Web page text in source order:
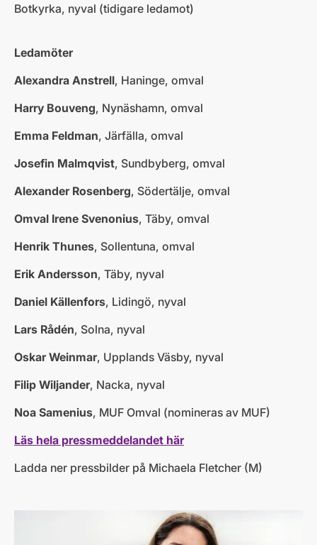
Botkyrka, nyval (tidigare ledamot)
Ledamöter
Alexandra Anstrell, Haninge, omval
Harry Bouveng, Nynäshamn, omval
Emma Feldman, Järfälla, omval
Josefin Malmqvist, Sundbyberg, omval
Alexander Rosenberg, Södertälje, omval
Omval Irene Svenonius, Täby, omval
Henrik Thunes, Sollentuna, omval
Erik Andersson, Täby, nyval
Daniel Källenfors, Lidingö, nyval
Lars Rådén, Solna, nyval
Oskar Weinmar, Upplands Väsby, nyval
Filip Wiljander, Nacka, nyval
Noa Samenius, MUF Omval (nomineras av MUF)
Läs hela pressmeddelandet här
Ladda ner pressbilder på Michaela Fletcher (M)